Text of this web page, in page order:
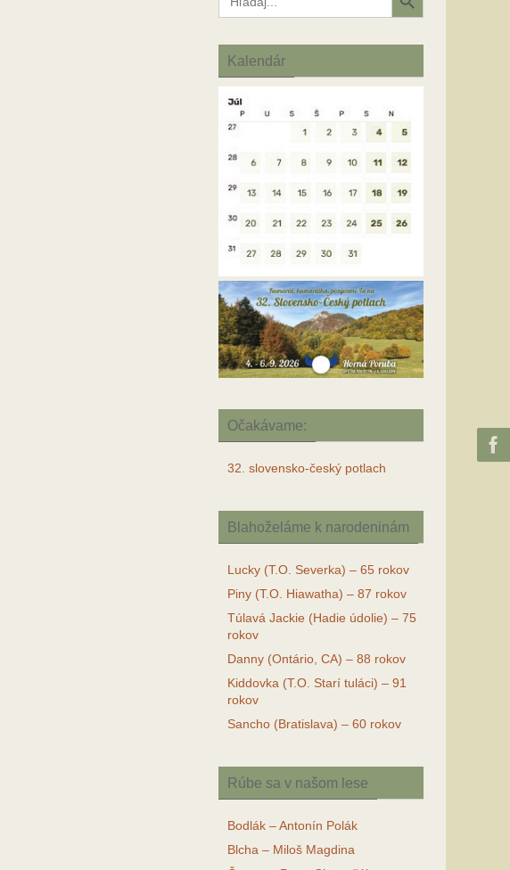
for:
Kalendár
Očakávame:
32. slovensko-český potlach
Blahoželáme k narodeninám
Lucky (T.O. Severka) – 65 rokov
Piny (T.O. Hiawatha) – 87 rokov
Túlavá Jackie (Hadie údolie) – 75
rokov
Danny (Ontário, CA) – 88 rokov
Kiddovka (T.O. Starí tuláci) – 91
rokov
Sancho (Bratislava) – 60 rokov
Rúbe sa v našom lese
Bodlák – Antonín Polák
Blcha – Miloš Magdina